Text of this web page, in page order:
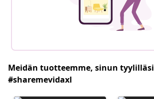
Meidän tuotteemme, sinun tyylilläsi
#sharemevidaxl